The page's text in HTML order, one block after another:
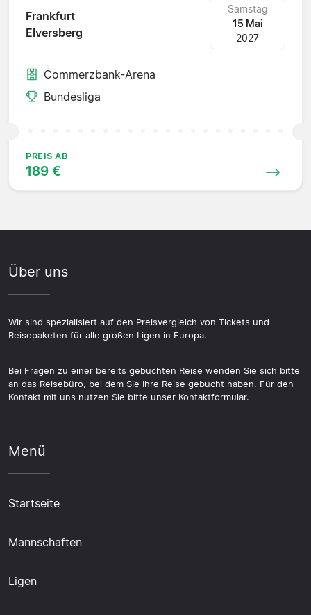
Frankfurt
Elversberg
Samstag
15 Mai
2027
Commerzbank-Arena
Bundesliga
PREIS AB
189 €
Über uns
Wir sind spezialisiert auf den Preisvergleich von Tickets und
Reisepaketen für alle großen Ligen in Europa.
Bei Fragen zu einer bereits gebuchten Reise wenden Sie sich bitte
an das Reisebüro, bei dem Sie Ihre Reise gebucht haben. Für den
Kontakt mit uns nutzen Sie bitte unser Kontaktformular.
Menü
Startseite
Mannschaften
Ligen